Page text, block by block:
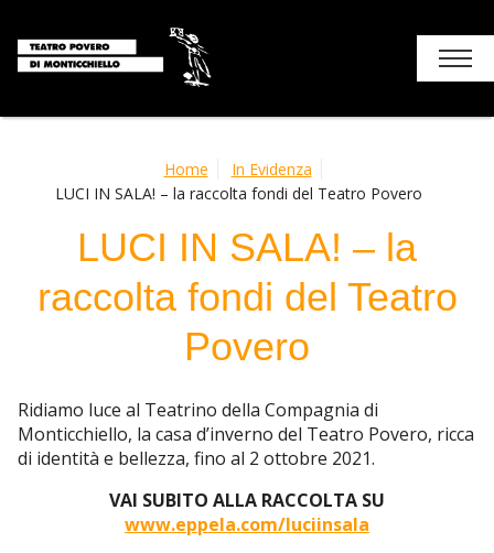
Stagione
I luoghi del teatro
Soggiorni e attività
Contatti
Home
In Evidenza
LUCI IN SALA! – la raccolta fondi del Teatro Povero
LUCI IN SALA! – la
raccolta fondi del Teatro
Povero
Ridiamo luce al Teatrino della Compagnia di
Monticchiello, la casa d’inverno del Teatro Povero, ricca
di identità e bellezza, fino al 2 ottobre 2021.
VAI SUBITO ALLA RACCOLTA SU
www.eppela.com/luciinsala